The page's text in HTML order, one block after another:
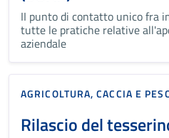
II punto di contatto unico fra
tutte le pratiche relative
aziendale
AGRICOLTURA, CACCIA E
Rilascio del